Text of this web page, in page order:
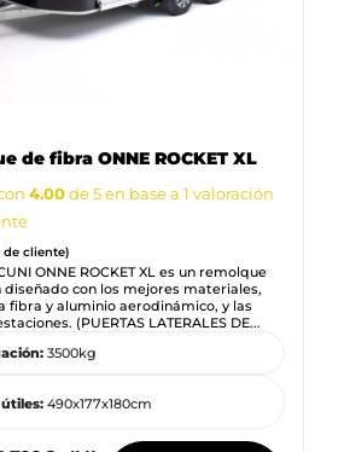
de fibra ONNE ROCKET XL
4.00de 5 en base a 1 valoración
de cliente)
ONNE ROCKET XL es un remolque
con los mejores materiales,
fibra y aluminio aerodinámico, y las
(PUERTAS LATERALES DE...
3500kg
490x177x180cm